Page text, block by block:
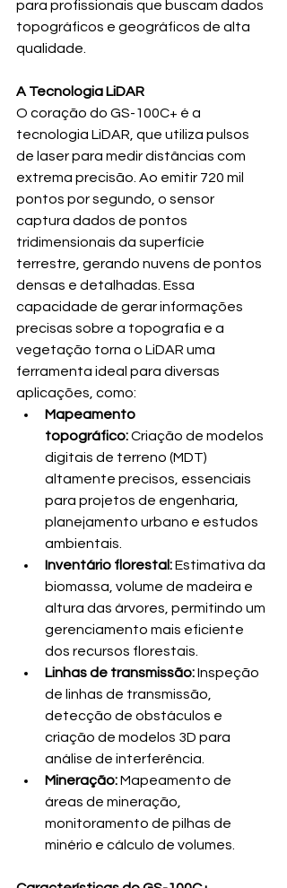
para profissionais que buscam dados
topográficos e geográficos de alta
qualidade.
A Tecnologia LiDAR
O coração do GS-100C+ é a
tecnologia LiDAR, que utiliza pulsos
de laser para medir distâncias com
extrema precisão. Ao emitir 720 mil
pontos por segundo, o sensor
captura dados de pontos
tridimensionais da superfície
terrestre, gerando nuvens de pontos
densas e detalhadas. Essa
capacidade de gerar informações
precisas sobre a topografia e a
vegetação torna o LiDAR uma
ferramenta ideal para diversas
aplicações, como:
Mapeamento
topográfico: Criação de modelos
digitais de terreno (MDT)
altamente precisos, essenciais
para projetos de engenharia,
planejamento urbano e estudos
ambientais.
Inventário florestal: Estimativa da
biomassa, volume de madeira e
altura das árvores, permitindo um
gerenciamento mais eficiente
dos recursos florestais.
Linhas de transmissão: Inspeção
de linhas de transmissão,
detecção de obstáculos e
criação de modelos 3D para
análise de interferência.
Mineração: Mapeamento de
áreas de mineração,
monitoramento de pilhas de
minério e cálculo de volumes.